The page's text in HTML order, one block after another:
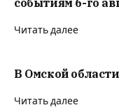
событиям 6-го
Читать далее
В Омской
Читать далее